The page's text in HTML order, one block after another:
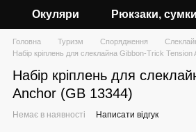
Окуляри Рюкзаки, сумки
Головна Туризм Спорядження
Набір кріплень для слеклайна Gibbon-Trick
Набір кріплень для
Anchor (GB 13344)
Немає в наявності Написати відгук